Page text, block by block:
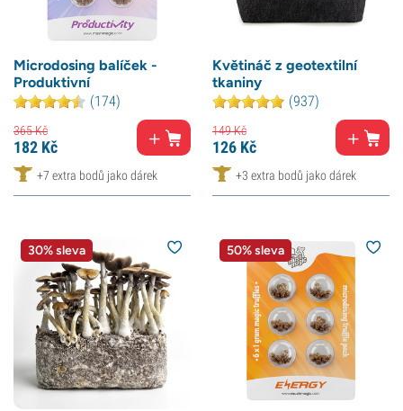
Microdosing balíček -
Produktivní
(174)
365Kč
182 Kč
+7 extra bodů jako dárek
Květináč z geotextilní
tkaniny
(937)
149Kč
126 Kč
+3 extra bodů jako dárek
30% sleva 50% sleva